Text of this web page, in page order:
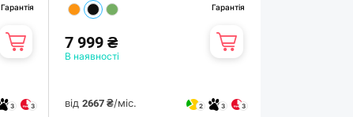
Гарантія
3 3
Гарантія
7 999 ₴
В наявності
від2667 ₴/міс. 2 3 3